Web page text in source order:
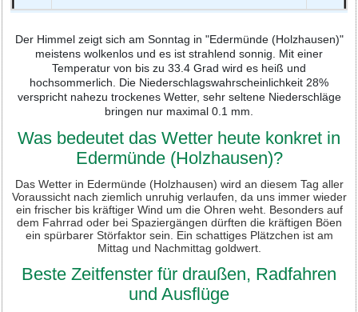
Der Himmel zeigt sich am Sonntag in "Edermünde (Holzhausen)"
meistens wolkenlos und es ist strahlend sonnig. Mit einer
Temperatur von bis zu 33.4 Grad wird es heiß und
hochsommerlich. Die Niederschlagswahrscheinlichkeit 28%
verspricht nahezu trockenes Wetter, sehr seltene Niederschläge
bringen nur maximal 0.1 mm.
Was bedeutet das Wetter heute konkret in
Edermünde (Holzhausen)?
Das Wetter in Edermünde (Holzhausen) wird an diesem Tag aller
Voraussicht nach ziemlich unruhig verlaufen, da uns immer wieder
ein frischer bis kräftiger Wind um die Ohren weht. Besonders auf
dem Fahrrad oder bei Spaziergängen dürften die kräftigen Böen
ein spürbarer Störfaktor sein. Ein schattiges Plätzchen ist am
Mittag und Nachmittag goldwert.
Beste Zeitfenster für draußen, Radfahren
und Ausflüge